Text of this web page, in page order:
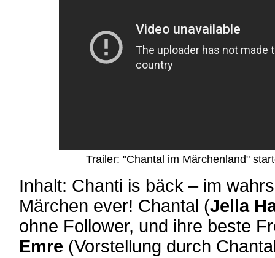
Trailer: "Chantal im Märchenland"
Inhalt: Chanti is bäck – im
Märchen ever! Chantal (Jella
ohne Follower, und ihre beste
Emre (Vorstellung durch